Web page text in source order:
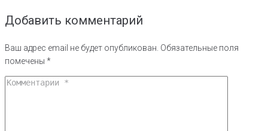
Добавить комментарий
Ваш адрес email не будет опубликован. Обязательные поля
помечены *